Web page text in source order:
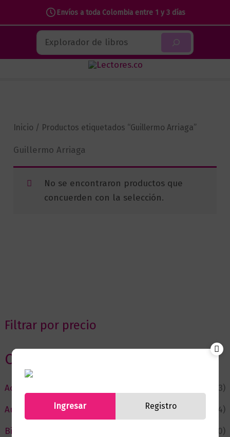
Envíos a toda Colombia entre 1 y 3 días
contenido
Buscar
Filtrar por precio
Categorias
Actualidad
(53)
Autor del Mes
(4)
Bienestar
(230)
Inicio / Productos etiquetados “Guillermo Arriaga”
Guillermo Arriaga
No se encontraron productos que
concuerden con la selección.
Ingresar Registro